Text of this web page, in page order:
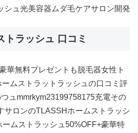
シュ光美容器ムダ毛ケアサロン開発
トラッシュ 口コミ
華無料プレゼントも脱毛器女性ト
ムストラットラッシュの口コミ評
ュmmrkym23199758175充電その
サロンのTLASSHホームストラッシ
ームストラッシュ50%OFF+豪華特